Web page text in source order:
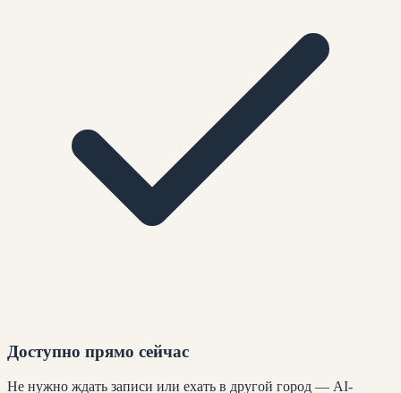
Доступно прямо сейчас
Не нужно ждать записи или ехать в другой город — AI-